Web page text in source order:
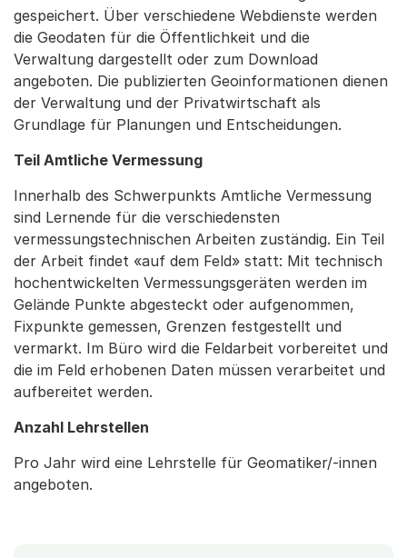
gespeichert. Über verschiedene Webdienste werden
die Geodaten für die Öffentlichkeit und die
Verwaltung dargestellt oder zum Download
angeboten. Die publizierten Geoinformationen dienen
der Verwaltung und der Privatwirtschaft als
Grundlage für Planungen und Entscheidungen.
Teil Amtliche Vermessung
Innerhalb des Schwerpunkts Amtliche Vermessung
sind Lernende für die verschiedensten
vermessungstechnischen Arbeiten zuständig. Ein Teil
der Arbeit findet «auf dem Feld» statt: Mit technisch
hochentwickelten Vermessungsgeräten werden im
Gelände Punkte abgesteckt oder aufgenommen,
Fixpunkte gemessen, Grenzen festgestellt und
vermarkt. Im Büro wird die Feldarbeit vorbereitet und
die im Feld erhobenen Daten müssen verarbeitet und
aufbereitet werden.
Anzahl Lehrstellen
Pro Jahr wird eine Lehrstelle für Geomatiker/-innen
angeboten.